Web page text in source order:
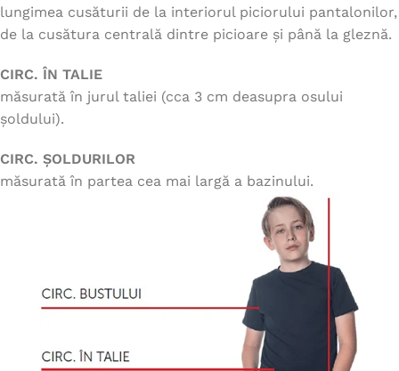
lungimea cusăturii de la interiorul piciorului pantalonilor,
de la cusătura centrală dintre picioare și până la gleznă.
CIRC. ÎN TALIE
măsurată în jurul taliei (cca 3 cm deasupra osului
șoldului).
CIRC. ȘOLDURILOR
măsurată în partea cea mai largă a bazinului.